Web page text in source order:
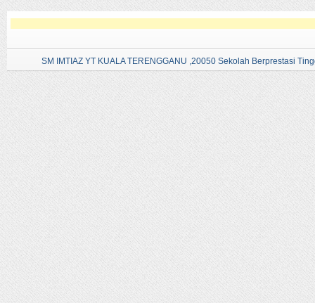
SM IMTIAZ YT KUALA TERENGGANU ,20050 Sekolah Berprestasi